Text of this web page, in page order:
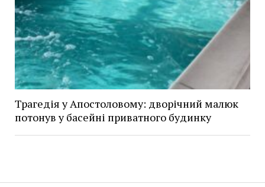
Трагедія у Апостоловому: дворічний малюк
потонув у басейні приватного будинку